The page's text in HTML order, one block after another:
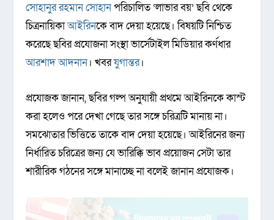
সোহানুর রহমান সোহানপরিচালিত ‘লাভার বয়’ ছবি থেকে
চিত্রনায়িকাআইরিনকে বাদ দেয়া হয়েছে। বিষয়টি নিশ্চিত
করেছে ছবির প্রযোজনা সংস্থা ভার্সেটাইল মিডিয়ার কর্ণধার
আরশাদ আদনান। খবরযুগান্তর।
প্রযোজক জানান, ছবির গল্প অনুযায়ী প্রথমে আইরিনকে কাস্ট
করা হলেও পরে দেখা গেছে তার সঙ্গে চরিত্রটি মানায় না।
সমঝোতার ভিত্তিতে তাকে বাদ দেয়া হয়েছে। আইরিনের জন্য
নির্ধারিত চরিত্রের জন্য যে ভারিক্কি ভাব প্রয়োজন সেটা তার
শারীরিক গঠনের সঙ্গে মানাচ্ছে না বলেই জানান প্রযোজক।